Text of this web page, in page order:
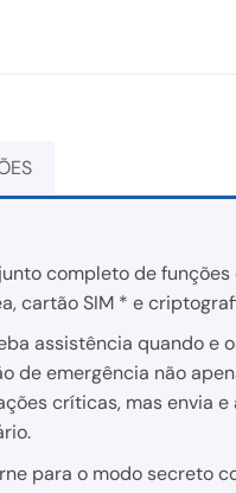
completo de
cartão SIM * e
assistência quando e
de emergência não
críticas, mas envia
para o modo secreto